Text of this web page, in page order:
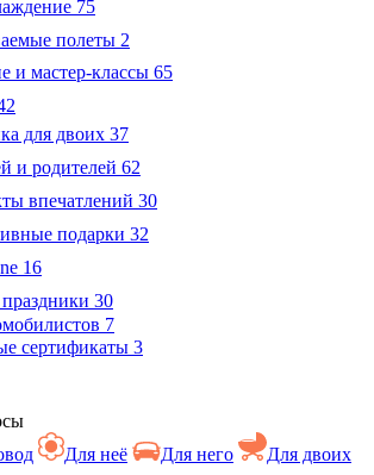
75
полеты 2
и мастер-классы 65
для двоих 37
и родителей 62
впечатлений 30
подарки 32
16
30
7
сертификаты 3
Для неё Для него
Для двоих